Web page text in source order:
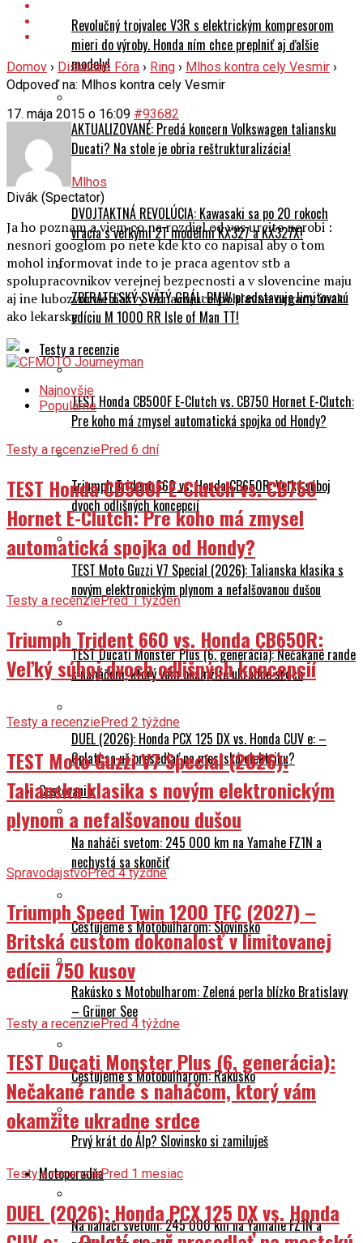
Revolučný trojvalec V3R s elektrickým kompresorom
mieri do výroby. Honda ním chce preplniť aj ďalšie
modely!
AKTUALIZOVANÉ: Predá koncern Volkswagen taliansku
Ducati? Na stole je obria reštrukturalizácia!
DVOJTAKTNÁ REVOLÚCIA: Kawasaki sa po 20 rokoch
vracia s veľkými 2T modelmi KX327 a KX327X!
ZBERATEĽSKÝ SVÄTÝ GRÁL: BMW predstavuje limitovanú
edíciu M 1000 RR Isle of Man TT!
Testy a recenzie
TEST Honda CB500F E-Clutch vs. CB750 Hornet E-Clutch:
Pre koho má zmysel automatická spojka od Hondy?
Triumph Trident 660 vs. Honda CB650R: Veľký súboj
dvoch odlišných koncepcií
TEST Moto Guzzi V7 Special (2026): Talianska klasika s
novým elektronickým plynom a nefalšovanou dušou
TEST Ducati Monster Plus (6. generácia): Nečakané rande
s naháčom, ktorý vám okamžite ukradne srdce
DUEL (2026): Honda PCX 125 DX vs. Honda CUV e: –
Oplatí sa už presedlať na mestskú elektriku?
Cestovanie
Na naháči svetom: 245 000 km na Yamahe FZ1N a
nechystá sa skončiť
Cestujeme s Motobulharom: Slovinsko
Rakúsko s Motobulharom: Zelená perla blízko Bratislavy
– Grüner See
Cestujeme s Motobulharom: Rakúsko
Prvý krát do Álp? Slovinsko si zamiluješ
Motoporadňa
Na naháči svetom: 245 000 km na Yamahe FZ1N a
Domov › Diskusné Fóra › Ring › Mlhos kontra cely Vesmir ›
Odpoveď na: Mlhos kontra cely Vesmir
17. mája 2015 o 16:09 #93682
Mlhos
Divák (Spectator)
Ja ho poznam a viem co na rozdiel od vas urcite nerobi :
nesnori googlom po nete kde kto co napisal aby o tom
mohol informovat inde to je praca agentov stb a
spolupracovnikov verejnej bezpecnosti a v slovencine maju
aj ine lubozvucne nazvy oznacujuce pohlavne organy inak
ako lekarsky
Najnovšie
Populárne
Testy a recenziePred 6 dní
TEST Honda CB500F E-Clutch vs. CB750
Hornet E-Clutch: Pre koho má zmysel
automatická spojka od Hondy?
Testy a recenziePred 1 týždeň
Triumph Trident 660 vs. Honda CB650R:
Veľký súboj dvoch odlišných koncepcií
Testy a recenziePred 2 týždne
TEST Moto Guzzi V7 Special (2026):
Talianska klasika s novým elektronickým
plynom a nefalšovanou dušou
SpravodajstvoPred 4 týždne
Triumph Speed Twin 1200 TFC (2027) –
Britská custom dokonalosť v limitovanej
edícii 750 kusov
Testy a recenziePred 4 týždne
TEST Ducati Monster Plus (6. generácia):
Nečakané rande s naháčom, ktorý vám
okamžite ukradne srdce
Testy a recenziePred 1 mesiac
DUEL (2026): Honda PCX 125 DX vs. Honda